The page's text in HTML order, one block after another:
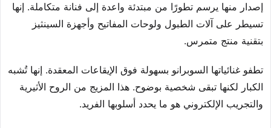
إصدار منها يرسم تطورًا من مبتدئة واعدة إلى فنانة متكاملة. إنها
تسيطر على آلات الطبول ولوحات المفاتيح وأجهزة السينثيز
بتقنية منتج متمرس.
تطفو غنائياتها السوبرانو بسهولة فوق الإيقاعات المعقدة. إنها تُشبه
الكبار لكنها تبقى شخصية بوضوح. هذا المزيج من الروح الأثيرية
والتجريب الإلكتروني هو ما يحدد أسلوبها الفريد.